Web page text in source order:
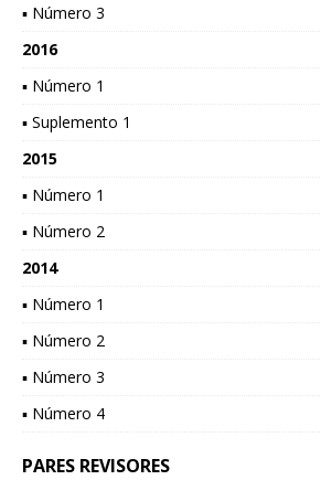
▪ Número 3
2016
▪ Número 1
▪ Suplemento 1
2015
▪ Número 1
▪ Número 2
2014
▪ Número 1
▪ Número 2
▪ Número 3
▪ Número 4
PARES REVISORES